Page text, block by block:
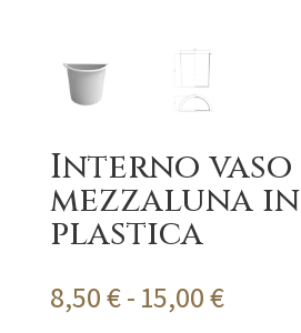
Interno vaso
mezzaluna in
plastica
8,50€- 15,00€Fascia